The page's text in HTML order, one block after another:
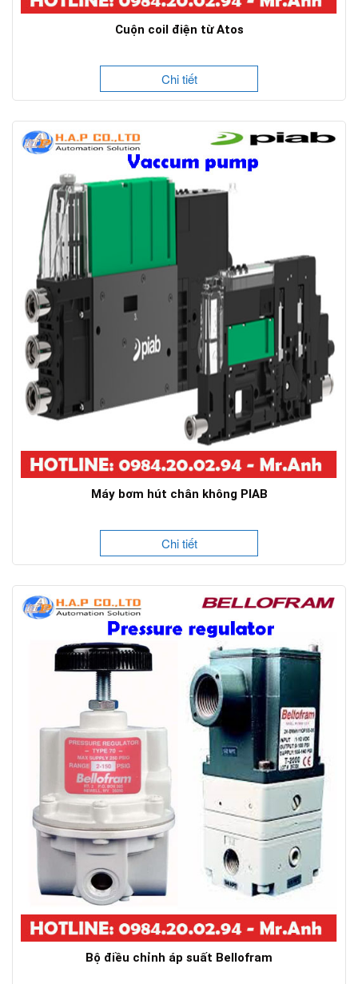
Cuộn coil điện từ Atos
Chi tiết
Máy bơm hút chân không PIAB
Chi tiết
Bộ điều chỉnh áp suất Bellofram